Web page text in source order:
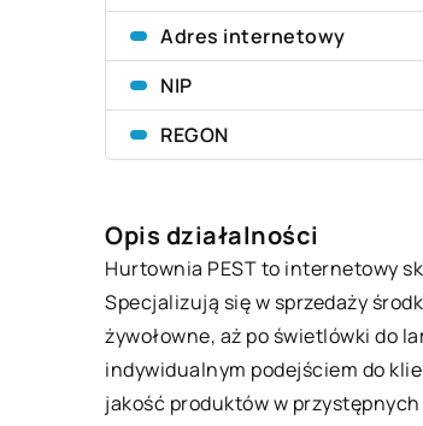
Adres internetowy
NIP
REGON
Opis działalności
Hurtownia PEST to internetowy
Specjalizują się w sprzedaży
żywołowne, aż po świetlówki do
indywidualnym podejściem do
jakość produktów w